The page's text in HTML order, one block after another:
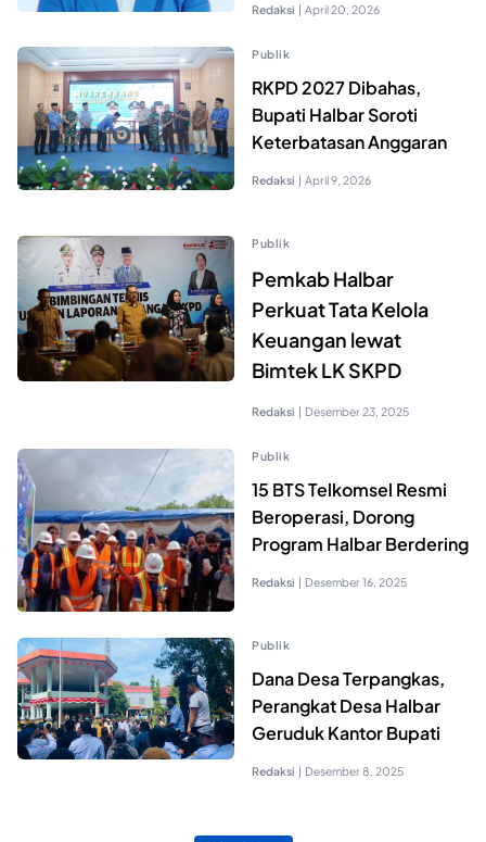
Redaksi | April 20, 2026
Publik
RKPD 2027 Dibahas,
Bupati Halbar Soroti
Keterbatasan Anggaran
Redaksi | April 9, 2026
Publik
Pemkab Halbar
Perkuat Tata Kelola
Keuangan lewat
Bimtek LK SKPD
Redaksi | Desember 23, 2025
Publik
15 BTS Telkomsel Resmi
Beroperasi, Dorong
Program Halbar Berdering
Redaksi | Desember 16, 2025
Publik
Dana Desa Terpangkas,
Perangkat Desa Halbar
Geruduk Kantor Bupati
Redaksi | Desember 8, 2025